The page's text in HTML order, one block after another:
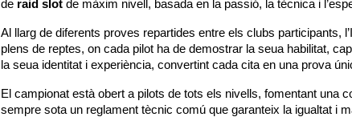
de raid slot de màxim nivell, basada en la passió, la tècnica i
Al llarg de diferents proves repartides entre els clubs participants,
plens de reptes, on cada pilot ha de demostrar la seua habilitat,
la seua identitat i experiència, convertint cada cita en una prova
El campionat està obert a pilots de tots els nivells, fomentant una
sempre sota un reglament tècnic comú que garanteix la igualtat i